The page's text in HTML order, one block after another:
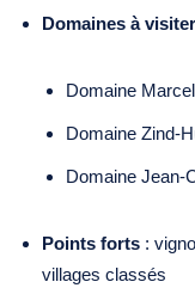
Domaines à visiter
Domaine
Domaine
Domaine
Points forts :
villages classés